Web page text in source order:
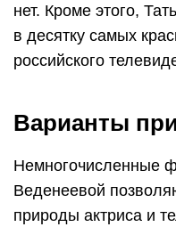
нет. Кроме этого,
в десятку самых
российского
Варианты
Немногочисленные
Веденеевой
природы актриса и